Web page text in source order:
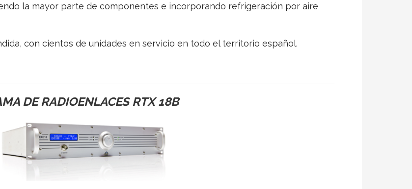
la mayor parte de componentes e incorporando refrigeración por aire
con cientos de unidades en servicio en todo el territorio español.
DE RADIOENLACES RTX 18B